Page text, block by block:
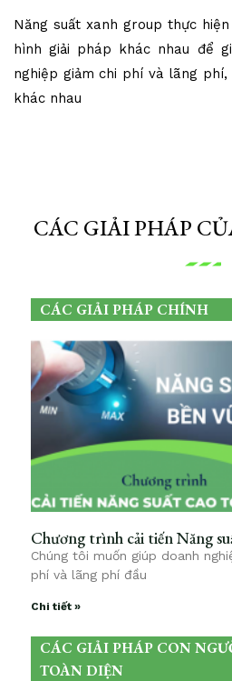
Năng suất xanh group thực
hình giải pháp khác nhau để
nghiệp giảm chi phí và lãng
khác nhau
CÁC GIẢI PHÁP
CÁC GIẢI PHÁP CHÍNH
Chương trình cải tiến Năng
Chúng tôi muốn giúp doanh
phí và lãng phí đầu
Chi tiết »
CÁC GIẢI PHÁP CON
TOÀN DIỆN